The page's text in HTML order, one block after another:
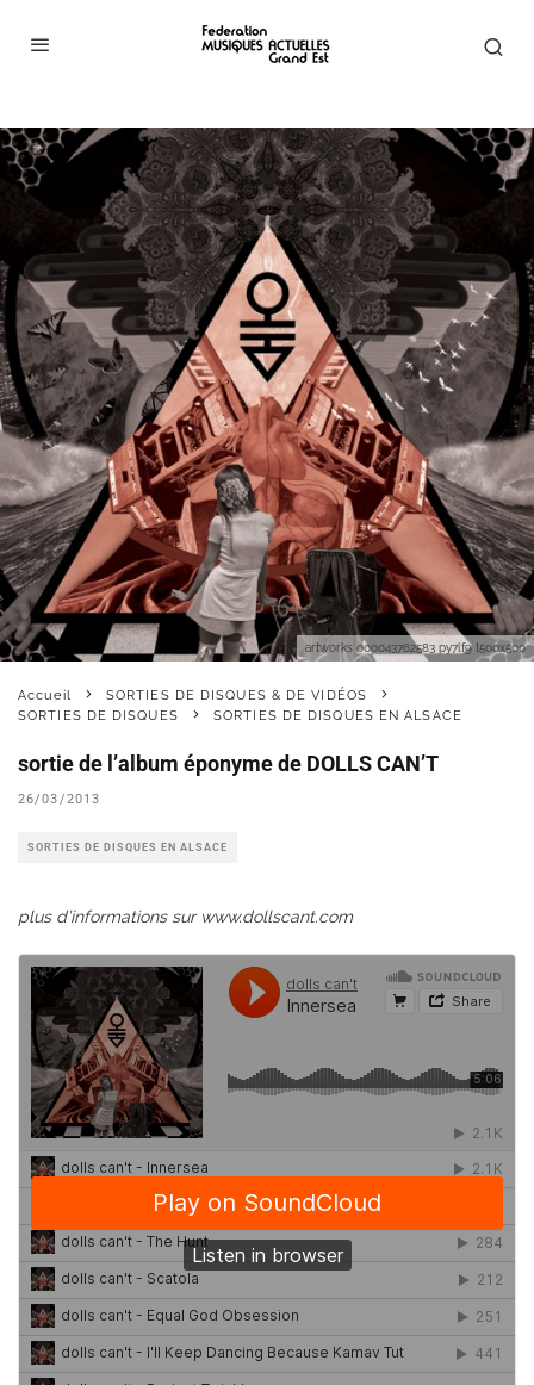
artworks 000043762583 py7lf9 t500x500
Accueil
SORTIES DE DISQUES & DE VIDÉOS
SORTIES DE DISQUES
SORTIES DE DISQUES EN ALSACE
sortie de l’album éponyme de DOLLS CAN’T
26/03/2013
SORTIES DE DISQUES EN ALSACE
plus d’informations sur www.dollscant.com